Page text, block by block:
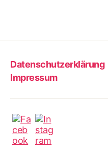
Datenschutzerklärung
Impressum